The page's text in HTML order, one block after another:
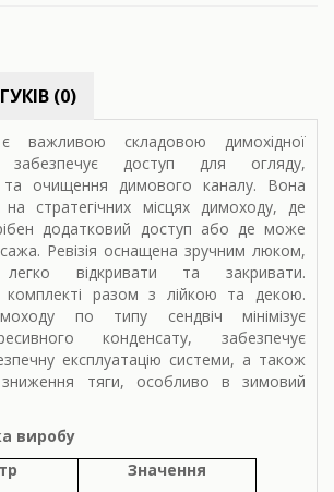
(0)
є важливою складовою димохідної
доступ для огляду,
та очищення димового каналу. Вона
на стратегічних місцях димоходу, де
додатковий доступ або де може
Ревізія оснащена зручним люком,
відкривати та закривати.
комплекті разом з лійкою та декою.
по типу сендвіч мінімізує
конденсату, забезпечує
експлуатацію системи, а також
тяги, особливо в зимовий
виробу
Значення